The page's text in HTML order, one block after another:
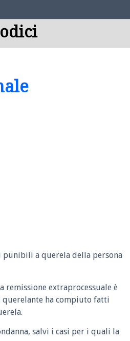
punibili a querela della persona
remissione extraprocessuale è
querelante ha compiuto fatti
salvi i casi per i quali la